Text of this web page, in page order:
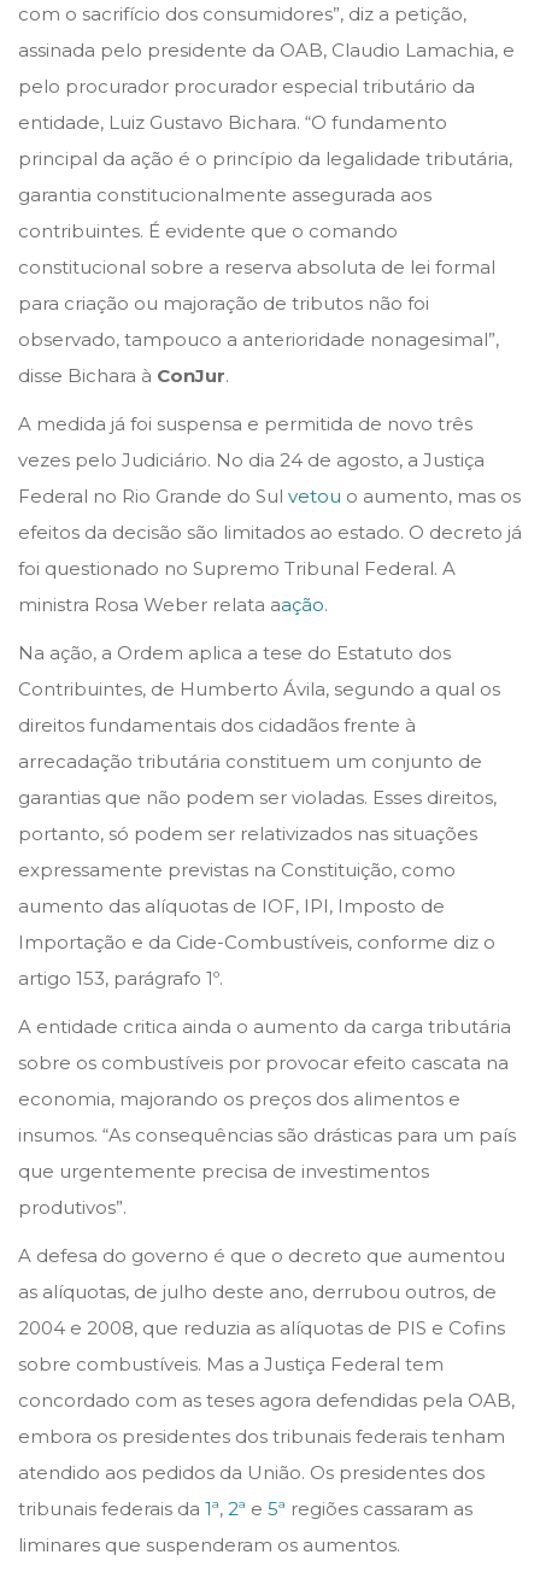
com o sacrifício dos consumidores”, diz a petição,
assinada pelo presidente da OAB, Claudio Lamachia, e
pelo procurador procurador especial tributário da
entidade, Luiz Gustavo Bichara. “O fundamento
principal da ação é o princípio da legalidade tributária,
garantia constitucionalmente assegurada aos
contribuintes. É evidente que o comando
constitucional sobre a reserva absoluta de lei formal
para criação ou majoração de tributos não foi
observado, tampouco a anterioridade nonagesimal”,
disse Bichara à ConJur.
A medida já foi suspensa e permitida de novo três
vezes pelo Judiciário. No dia 24 de agosto, a Justiça
Federal no Rio Grande do Sul vetou o aumento, mas os
efeitos da decisão são limitados ao estado. O decreto já
foi questionado no Supremo Tribunal Federal. A
ministra Rosa Weber relata aação.
Na ação, a Ordem aplica a tese do Estatuto dos
Contribuintes, de Humberto Ávila, segundo a qual os
direitos fundamentais dos cidadãos frente à
arrecadação tributária constituem um conjunto de
garantias que não podem ser violadas. Esses direitos,
portanto, só podem ser relativizados nas situações
expressamente previstas na Constituição, como
aumento das alíquotas de IOF, IPI, Imposto de
Importação e da Cide-Combustíveis, conforme diz o
artigo 153, parágrafo 1º.
A entidade critica ainda o aumento da carga tributária
sobre os combustíveis por provocar efeito cascata na
economia, majorando os preços dos alimentos e
insumos. “As consequências são drásticas para um país
que urgentemente precisa de investimentos
produtivos”.
A defesa do governo é que o decreto que aumentou
as alíquotas, de julho deste ano, derrubou outros, de
2004 e 2008, que reduzia as alíquotas de PIS e Cofins
sobre combustíveis. Mas a Justiça Federal tem
concordado com as teses agora defendidas pela OAB,
embora os presidentes dos tribunais federais tenham
atendido aos pedidos da União. Os presidentes dos
tribunais federais da 1ª, 2ª e 5ª regiões cassaram as
liminares que suspenderam os aumentos.